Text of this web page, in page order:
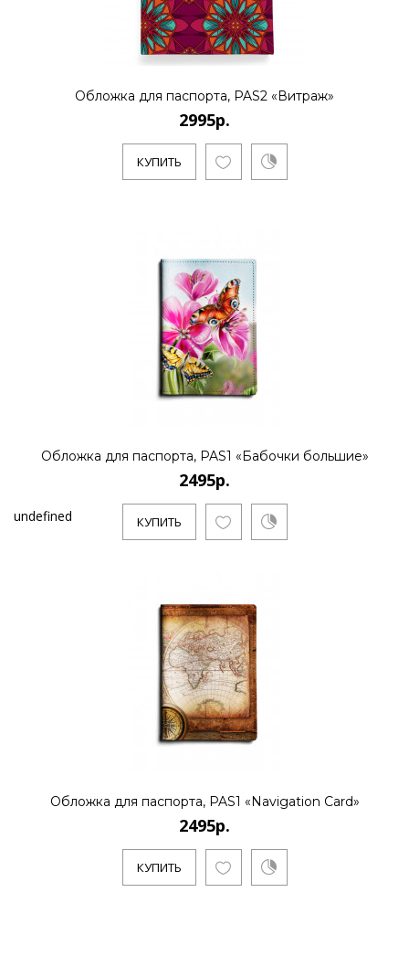
Обложка для паспорта, PAS2 «Витраж»
2995р.
КУПИТЬ
Обложка для паспорта, PAS1 «Бабочки большие»
2495р.
КУПИТЬ
undefined
Обложка для паспорта, PAS1 «Navigation Card»
2495р.
КУПИТЬ